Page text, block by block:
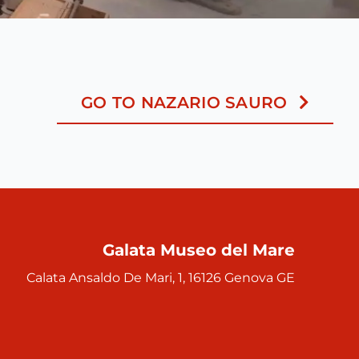
GO TO NAZARIO SAURO
Galata Museo del Mare
Calata Ansaldo De Mari, 1, 16126 Genova GE